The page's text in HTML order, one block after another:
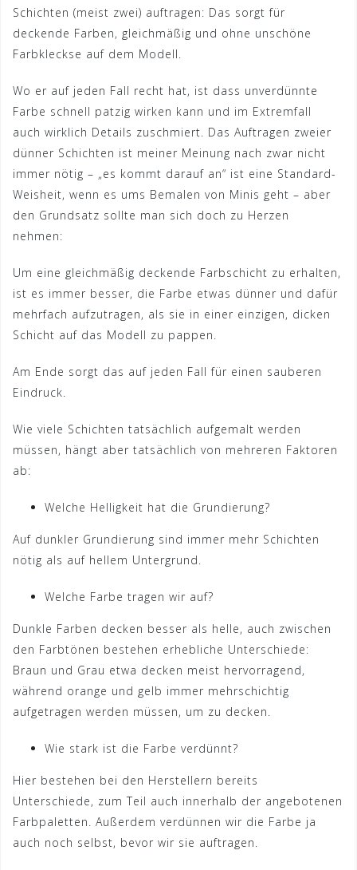
Schichten (meist zwei) auftragen: Das sorgt für
deckende Farben, gleichmäßig und ohne unschöne
Farbkleckse auf dem Modell.
Wo er auf jeden Fall recht hat, ist dass unverdünnte
Farbe schnell patzig wirken kann und im Extremfall
auch wirklich Details zuschmiert. Das Auftragen zweier
dünner Schichten ist meiner Meinung nach zwar nicht
immer nötig – „es kommt darauf an“ ist eine Standard-
Weisheit, wenn es ums Bemalen von Minis geht – aber
den Grundsatz sollte man sich doch zu Herzen
nehmen:
Um eine gleichmäßig deckende Farbschicht zu erhalten,
ist es immer besser, die Farbe etwas dünner und dafür
mehrfach aufzutragen, als sie in einer einzigen, dicken
Schicht auf das Modell zu pappen.
Am Ende sorgt das auf jeden Fall für einen sauberen
Eindruck.
Wie viele Schichten tatsächlich aufgemalt werden
müssen, hängt aber tatsächlich von mehreren Faktoren
ab:
Welche Helligkeit hat die Grundierung?
Auf dunkler Grundierung sind immer mehr Schichten
nötig als auf hellem Untergrund.
Welche Farbe tragen wir auf?
Dunkle Farben decken besser als helle, auch zwischen
den Farbtönen bestehen erhebliche Unterschiede:
Braun und Grau etwa decken meist hervorragend,
während orange und gelb immer mehrschichtig
aufgetragen werden müssen, um zu decken.
Wie stark ist die Farbe verdünnt?
Hier bestehen bei den Herstellern bereits
Unterschiede, zum Teil auch innerhalb der angebotenen
Farbpaletten. Außerdem verdünnen wir die Farbe ja
auch noch selbst, bevor wir sie auftragen.